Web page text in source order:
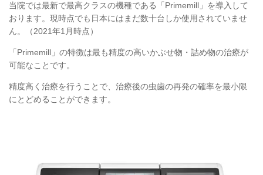
当院では最新で最高クラスの機種である「Primemill」を導入して
おります。現時点でも日本にはまだ数十台しか使用されていませ
ん。（2021年1月時点）
「Primemill」の特徴は最も精度の高いかぶせ物・詰め物の治療が
可能なことです。
精度高く治療を行うことで、治療後の虫歯の再発の確率を最小限
にとどめることができます。